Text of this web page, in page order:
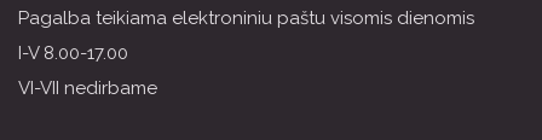
Pagalba teikiama elektroniniu paštu visomis dienomis
I-V 8.00-17.00
VI-VII nedirbame